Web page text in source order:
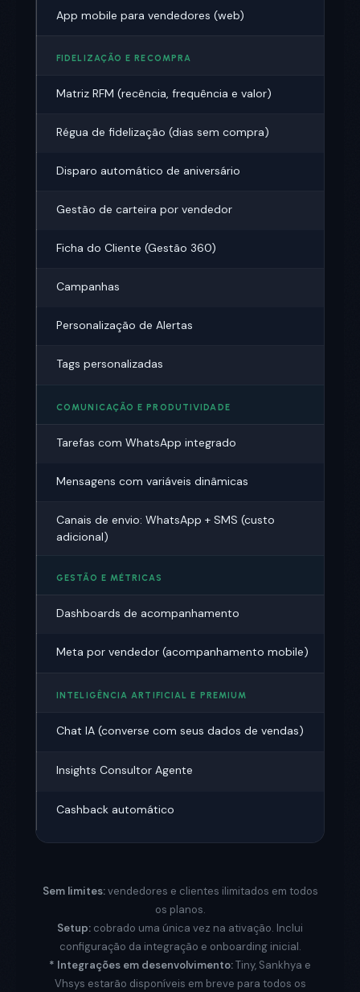
App mobile para vendedores (web)
FIDELIZAÇÃO E RECOMPRA
Matriz RFM (recência, frequência e valor)
Régua de fidelização (dias sem compra)
Disparo automático de aniversário
Gestão de carteira por vendedor
Ficha do Cliente (Gestão 360)
Campanhas
Personalização de Alertas
Tags personalizadas
COMUNICAÇÃO E PRODUTIVIDADE
Tarefas com WhatsApp integrado
Mensagens com variáveis dinâmicas
Canais de envio: WhatsApp + SMS (custo
adicional)
GESTÃO E MÉTRICAS
Dashboards de acompanhamento
Meta por vendedor (acompanhamento mobile)
INTELIGÊNCIA ARTIFICIAL E PREMIUM
Chat IA (converse com seus dados de vendas)
Insights Consultor Agente
Cashback automático
Sem limites:vendedores e clientes ilimitados em todos
os planos.
Setup: cobrado uma única vez na ativação. Inclui
configuração da integração e onboarding inicial.
* Integrações em desenvolvimento:Tiny, Sankhya e
Vhsys estarão disponíveis em breve para todos os